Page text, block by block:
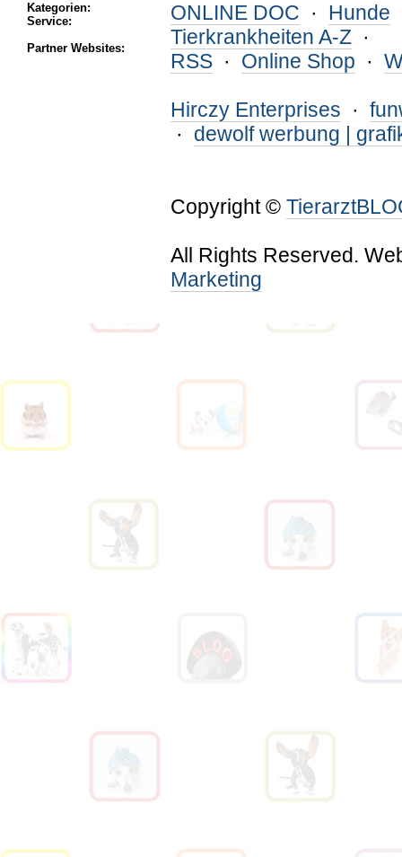
Kategorien:
Service:
Partner Websites:
ONLINE DOC · Hunde
Tierkrankheiten A-Z ·
RSS · Online Shop ·
Hirczy Enterprises ·
· dewolf werbung |
Copyright ©
All Rights Reserved.
Marketing